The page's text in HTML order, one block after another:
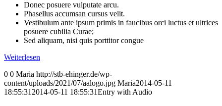
Donec posuere vulputate arcu.
Phasellus accumsan cursus velit.
Vestibulum ante ipsum primis in faucibus orci luctus et ultrices
posuere cubilia Curae;
Sed aliquam, nisi quis porttitor congue
Weiterlesen
0 0 Maria http://stb-ehinger.de/wp-
content/uploads/2021/07/aalogo.jpg Maria2014-05-11
18:55:31 2014-05-11 18:55:31Entry with Audio